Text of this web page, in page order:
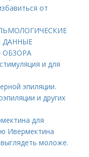
от
ДАННЫЕ
ОБЗОРА
и для
эпиляции.
и других
для
Ивермектина
моложе.